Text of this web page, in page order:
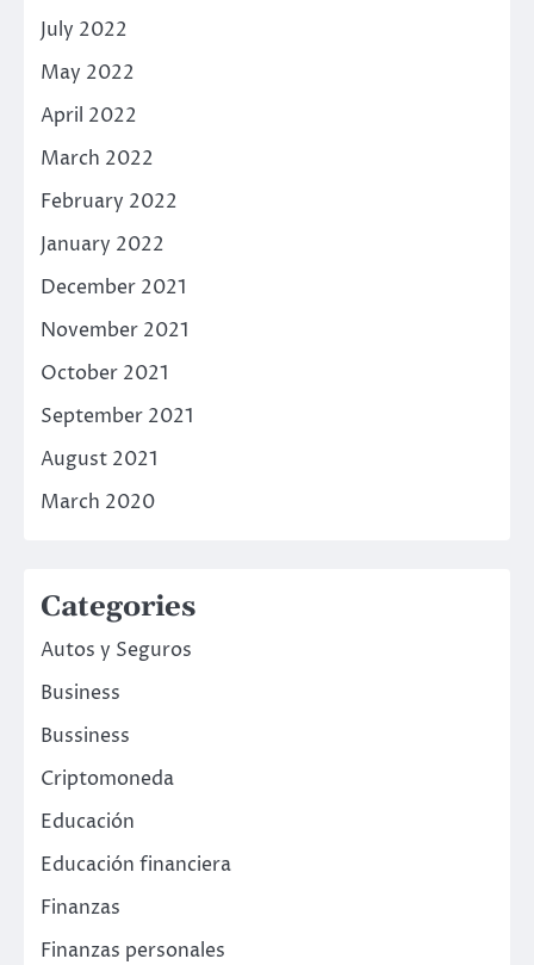
July 2022
May 2022
April 2022
March 2022
February 2022
January 2022
December 2021
November 2021
October 2021
September 2021
August 2021
March 2020
Categories
Autos y Seguros
Business
Bussiness
Criptomoneda
Educación
Educación financiera
Finanzas
Finanzas personales